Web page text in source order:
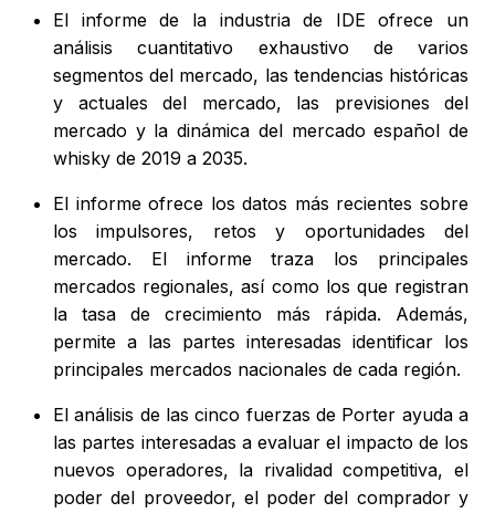
El informe de la industria de IDE ofrece un
análisis cuantitativo exhaustivo de varios
segmentos del mercado, las tendencias históricas
y actuales del mercado, las previsiones del
mercado y la dinámica del mercado español de
whisky de 2019 a 2035.
El informe ofrece los datos más recientes sobre
los impulsores, retos y oportunidades del
mercado. El informe traza los principales
mercados regionales, así como los que registran
la tasa de crecimiento más rápida. Además,
permite a las partes interesadas identificar los
principales mercados nacionales de cada región.
El análisis de las cinco fuerzas de Porter ayuda a
las partes interesadas a evaluar el impacto de los
nuevos operadores, la rivalidad competitiva, el
poder del proveedor, el poder del comprador y